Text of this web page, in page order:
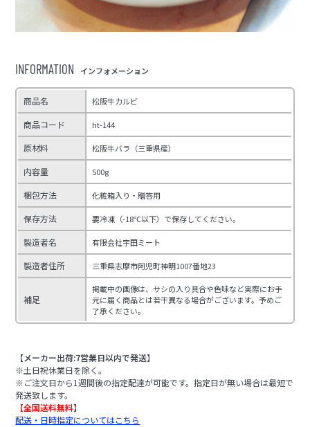
INFORMATION インフォメーション
商品名 松阪牛カルビ
商品コード ht-144
原材料 松阪牛バラ（三重県産）
内容量 500g
梱包方法 化粧箱入り・贈答用
保存方法 要冷凍（-18℃以下）で保存してください。
製造者名 有限会社宇田ミート
製造者住所 三重県志摩市阿児町神明1007番地23
補足
掲載中の画像は、サシの入り具合や色味など実際にお手
元に届く商品とは若干異なる場合がございます。予めご
了承ください。
【メーカー出荷:7営業日以内で発送】
※土日祝休業日を除く。
※ご注文日から1週間後の指定配達が可能です。指定日が無い場合は最短で
発送致します。
【全国送料無料】
配送・日時指定についてはこちら